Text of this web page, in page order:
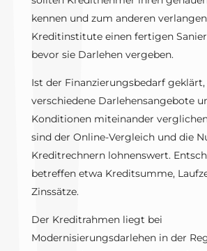
kennen und zum anderen
Kreditinstitute einen fertigen
bevor sie Darlehen vergeben.
Ist der Finanzierungsbedarf
verschiedene Darlehensangebote
Konditionen miteinander
sind der Online-Vergleich und die
Kreditrechnern lohnenswert.
betreffen etwa Kreditsumme,
Zinssätze.
Der Kreditrahmen liegt bei
Modernisierungsdarlehen in der